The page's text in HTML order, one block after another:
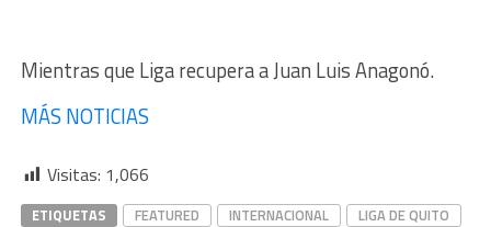
Mientras que Liga recupera a Juan Luis Anagonó.
MÁS NOTICIAS
Visitas: 1,066
ETIQUETAS FEATURED INTERNACIONAL LIGA DE QUITO